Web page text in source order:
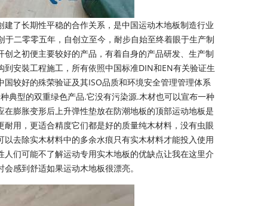
了长期性平稳的合作关系，是中国运动木地板制造行业
二零零五年，自创立至今，耐步自始至终着眼于生产制
之初便主要较好的产品，有着自身的产品研发、生产制
安裝工程施工，所有依照中国标准DIN和EN有关验证生
较好的殊荣验证及其ISO品质和环境安全管理管理体系
典型的双重绿色产品.它没有污染源.木材也可以宣布一种
膨胀变形后上升弹性垫放在防潮地板的顶部运动地板是
用，更适合精度它们都是好的质量纯木材料，没有虫眼
去除实木材料中的多余水痕只有实木材料才能投入使用
们可能不了解运动专用实木地板的优缺点让我在这里介
感到舒适如果运动木地板很漂亮。